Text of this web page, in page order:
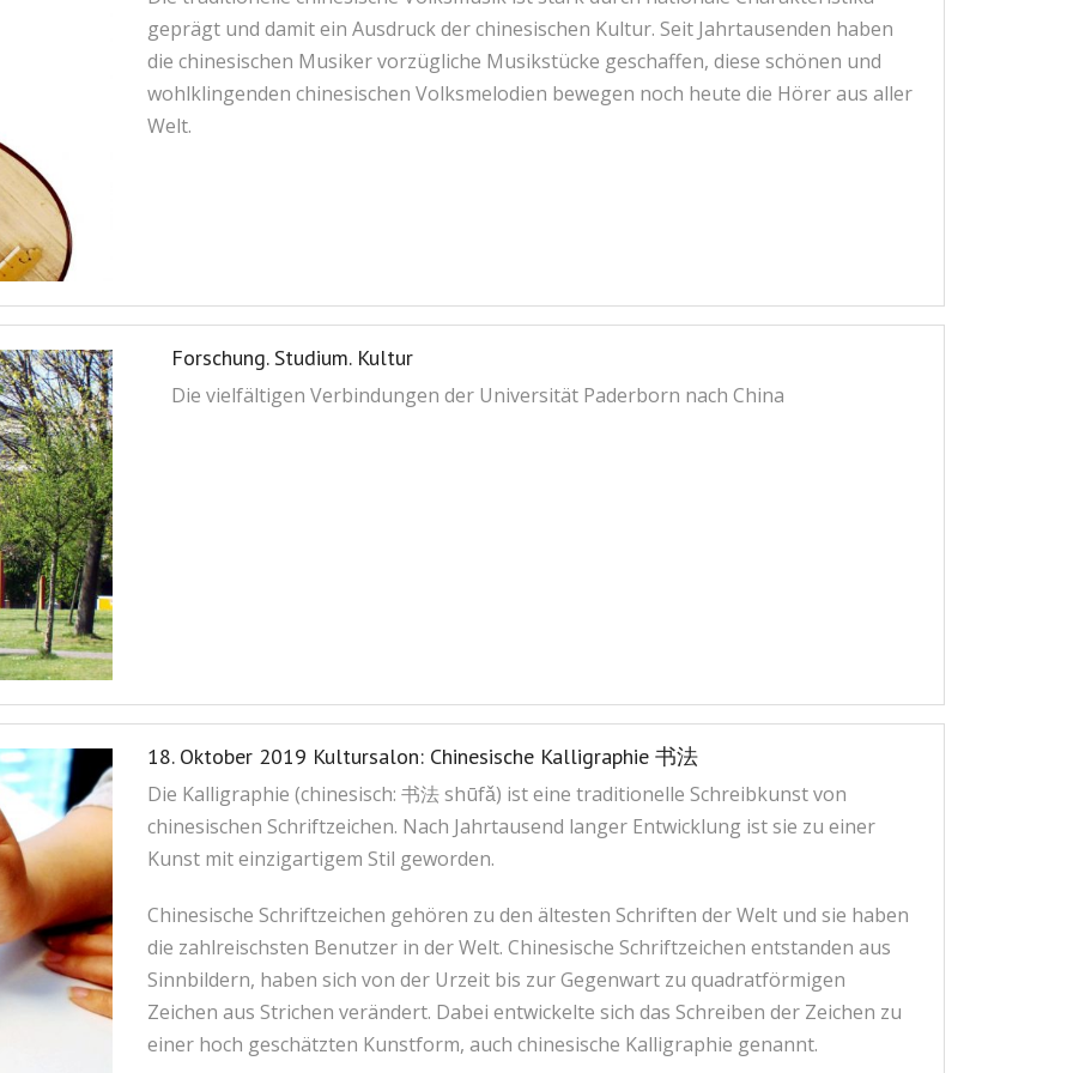
geprägt und damit ein Ausdruck der chinesischen Kultur. Seit Jahrtausenden haben
die chinesischen Musiker vorzügliche Musikstücke geschaffen, diese schönen und
wohlklingenden chinesischen Volksmelodien bewegen noch heute die Hörer aus aller
Welt.
Forschung. Studium. Kultur
Die vielfältigen Verbindungen der Universität Paderborn nach China
18. Oktober 2019 Kultursalon: Chinesische Kalligraphie 书法
Die Kalligraphie (chinesisch: 书法 shūfǎ) ist eine traditionelle Schreibkunst von
chinesischen Schriftzeichen. Nach Jahrtausend langer Entwicklung ist sie zu einer
Kunst mit einzigartigem Stil geworden.
Chinesische Schriftzeichen gehören zu den ältesten Schriften der Welt und sie haben
die zahlreischsten Benutzer in der Welt. Chinesische Schriftzeichen entstanden aus
Sinnbildern, haben sich von der Urzeit bis zur Gegenwart zu quadratförmigen
Zeichen aus Strichen verändert. Dabei entwickelte sich das Schreiben der Zeichen zu
einer hoch geschätzten Kunstform, auch chinesische Kalligraphie genannt.